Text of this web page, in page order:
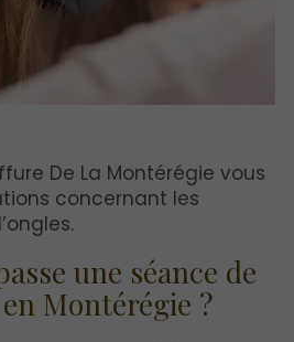
De La Montérégie vous
concernant les
une séance de
Montérégie ?